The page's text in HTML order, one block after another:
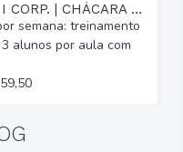
FITS FUNCIONAL | IGUATEMI CORP. | CHÁCARA DAS PEDRAS
semana: treinamento
alunos por aula com